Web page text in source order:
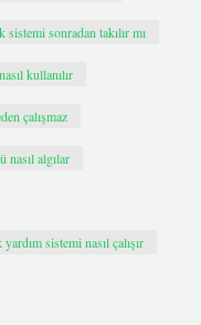
sonradan takılır mı
kullanılır
çalışmaz
nasıl algılar
yardım sistemi nasıl çalışır